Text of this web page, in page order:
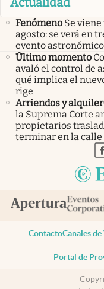
Fenómeno Se
agosto: se verá en
evento
Último momento
avaló el control de
qué implica el
rige
Arriendos y
la Suprema Corte
propietarios
terminar en la calle
ContactoCanales
Portal de